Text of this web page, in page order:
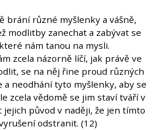
brání různé myšlenky a vášně,
modlitby zanechat a zabývat se
nám tanou na mysli.
zcela názorně líčí, jak právě ve
se na něj řine proud různých
a neodhání tyto myšlenky, aby se
zcela vědomě se jim staví tváří v
jejich původ v naději, že jen tímto
odstranit. (12)